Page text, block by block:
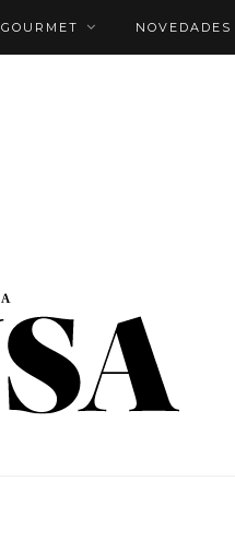
GOURMET NOVEDADES